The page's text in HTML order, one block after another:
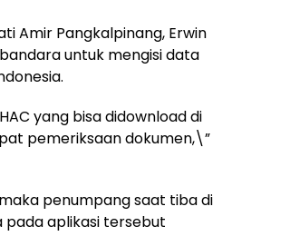
Amir Pangkalpinang, Erwin
untuk mengisi data
yang bisa didownload di
pemeriksaan dokumen,\”
penumpang saat tiba di
pada aplikasi tersebut